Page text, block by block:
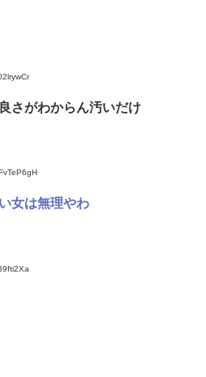
さがわからん汚いだけ
女は無理やわ